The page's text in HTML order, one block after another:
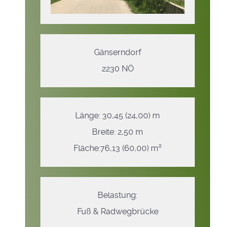
Gänserndorf
2230 NÖ
Länge: 30,45 (24,00) m
Breite: 2,50 m
Fläche:76,13 (60,00) m²
Belastung:
Fuß & Radwegbrücke